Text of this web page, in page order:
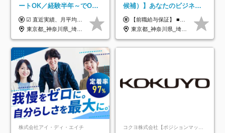
ートOK／経験半年～でOK
／実質還元率80～90%／前
給保証／AI系など最先端案
件多数
☑︎ 直近実績、月平均17,000円の昇給 ☑︎ 前職給与100%保証 ☑︎ 実質還元率80～90% ☑︎ 待機時も給与は満額支給 月給35万円～70万円＋交通費など各種手当 ※想定年収：4,200,000円～10,560,000円 ※経験・能力等を考慮の上で決定します。 ※上記金額には、みなし残業手当（50時間分・104,000円～212,000円）を含みます。超過分は別途追加支給します。 ┗残業時間は月平均10時間、多い時でも20時間程度と安定しております ★単価連動型の給与体系ではないため、万が一待機になってもその間の給与は満額支給しています。 ＜1年間の昇給事例をご紹介！＞ ・20代/フロントエンドエンジニア：月給274,000円→月給362,000円（＋88,000円/月） ・20代/iOSエンジニア：月給237,000円→月給287,000円（＋50,000円/月） ・20代/Androidエンジニア：月給316,000円→月給374,000円（＋58,000円/月） ・30代/Javaエンジニア（上流）：月給340,000円→月給418,000円（＋78,000円/月） ・30代/PMO：月給340,000円→月給418,000円（＋78,000円/月）
東京都_神奈川県_埼玉県_千葉県_大阪府_愛知県_北海道_青森県_岩手県_宮城県_秋田県_山形県_福島県_茨城県_栃木県_群馬県_新潟県_山梨県_長野県_富山県_石川県_福井県_静岡県_岐阜県_三重県_兵庫県_京都府_滋賀県_奈良県_和歌山県_広島県_岡山県_鳥取県_島根県_山口県_徳島県_香川県_愛媛県_高知県_福岡県_熊本県_佐賀県_長崎県_大分県_宮崎県_鹿児島県_沖縄県
候補）】あなたのビジネス
経験をAI業界で活かす◆IT
未経験OK◆目指せるコンサ
ル
【前職給与保証】 ■未経験者： 月給30万円～35万円 ■ローキャリア（経験目安1年程度）： 月給35万円～40万円 ■経験者（経験目安3年以上）： 月給40万円～60万円 ■即戦力（経験目安5年以上）： 月給45万円～80万円 ※上記金額には固定残業代30時間分 【未経験者5万5000円～7万3000円、 ローキャリア6万4000円～7万3000円、 経験者5万8000円～10万9000円、 即戦力8万2000円～14万5000円】を含みます。 ※30時間を超える場合は追加で全額支給します。 ※経験・能力・前職給与などを総合的に評価したうえでご納得いただけるよう個別決定。 未経験者の場合、前職給与とポテンシャルを査定のうえ決定いたします。 ※日本国内でのIT業界経験、または同等の実務経験と能力に応じて決定します。 ※前職給与は日本円かつ、日本国内での実績に基づき評価します。 【納得の評価システム】 ★クォーター毎に査定する評価制度導入！ 明確な評価基準で翌年度年収を上げましょう！ ★評価対象期間に在籍中のほとんどの社員が昇給し 年収アップを実現しています！ ★様々なインセンティブ制度を用意し多角的に正当評価しています！ ※試用期間6カ月（期間中の待遇等に差異なし）
東京都_神奈川県_埼玉県_千葉県
株式会社アイ・ディ・エイチ